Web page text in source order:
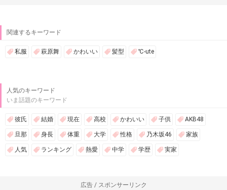
関連するキーワード
私服 萩原舞 かわいい 髪型 ℃-ute
人気のキーワード
いま話題のキーワード
彼氏 結婚 現在 高校 かわいい 子供 AKB48
旦那 身長 体重 大学 性格 乃木坂46 家族
人気 ランキング 熱愛 中学 学歴 実家
広告 / スポンサーリンク